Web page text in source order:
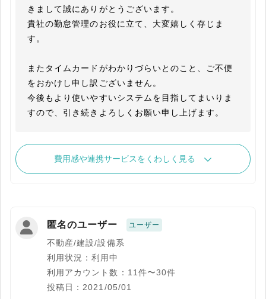
きまして誠にありがとうございます。
貴社の勤怠管理のお役に立て、大変嬉しく存じま
す。
またタイムカードがわかりづらいとのこと、ご不便
をおかけし申し訳ございません。
今後もより使いやすいシステムを目指してまいりま
すので、引き続きよろしくお願い申し上げます。
費用感や連携サービスをくわしく見る
匿名のユーザー ユーザー
不動産/建設/設備系
利用状況：利用中
利用アカウント数：11件〜30件
投稿日：2021/05/01